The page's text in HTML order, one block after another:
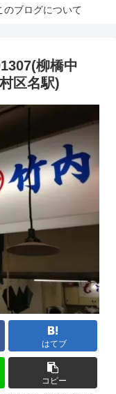
のブログについて
柳橋中
区名駅)
はてブ
コピー